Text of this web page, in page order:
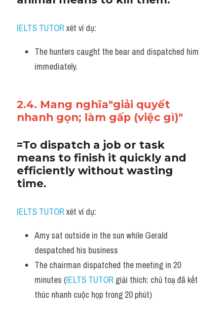
IELTS TUTOR xét ví dụ:
The hunters caught the bear and dispatched him
immediately.
2.4. Mang nghĩa"giải quyết
nhanh gọn; làm gấp (việc gì)"
=To dispatch a job or task
means to finish it quickly and
efficiently without wasting
time.
IELTS TUTOR xét ví dụ:
Amy sat outside in the sun while Gerald
despatched his business
The chairman dispatched the meeting in 20
minutes (IELTS TUTOR giải thích: chủ toạ đã kết
thúc nhanh cuộc họp trong 20 phút)